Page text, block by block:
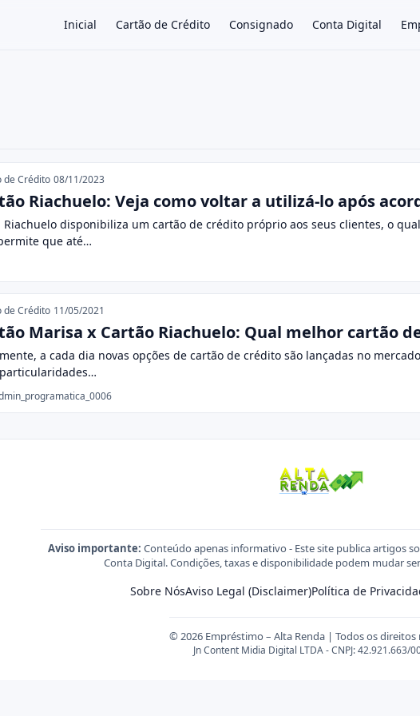
Inicial Cartão de Crédito Consignado Conta Digital
para fechar.
de Crédito 08/11/2023
Riachuelo: Veja como voltar a utilizá-lo após
Riachuelo disponibiliza um cartão de crédito próprio aos seus clientes, o
que até…
de Crédito 11/05/2021
Marisa x Cartão Riachuelo: Qual melhor cartão
a cada dia novas opções de cartão de crédito são lançadas no
Aviso importante: Conteúdo apenas informativo - Este site publica artigos
Conta Digital. Condições, taxas e disponibilidade podem mudar
Sobre NósAviso Legal (Disclaimer)Política de
© 2026 Empréstimo – Alta Renda | Todos os direitos
Jn Content Midia Digital LTDA - CNPJ: 42.921.663/